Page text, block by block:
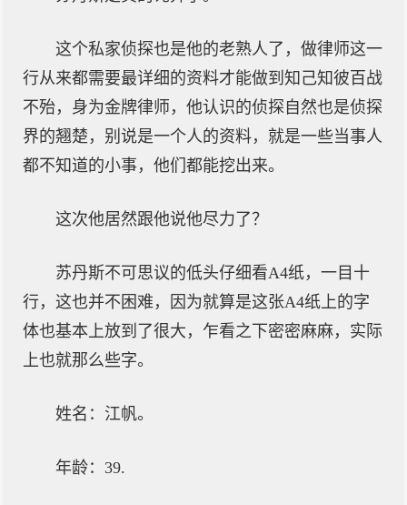
这个私家侦探也是他的老熟人了，做律师这一
行从来都需要最详细的资料才能做到知己知彼百战
不殆，身为金牌律师，他认识的侦探自然也是侦探
界的翘楚，别说是一个人的资料，就是一些当事人
都不知道的小事，他们都能挖出来。
这次他居然跟他说他尽力了？
苏丹斯不可思议的低头仔细看A4纸，一目十
行，这也并不困难，因为就算是这张A4纸上的字
体也基本上放到了很大，乍看之下密密麻麻，实际
上也就那么些字。
姓名：江帆。
年龄：39.